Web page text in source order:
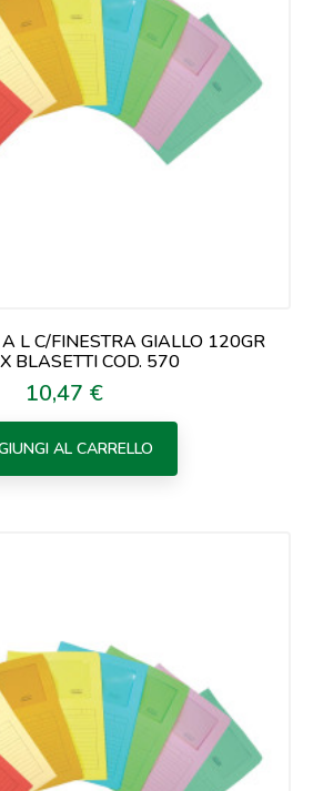
L C/FINESTRA GIALLO 120GR
BLASETTI COD. 570
Prezzo
10,47 €
AL CARRELLO